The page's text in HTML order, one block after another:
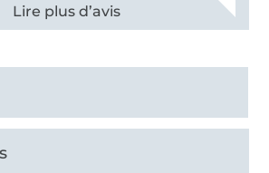
commentaires